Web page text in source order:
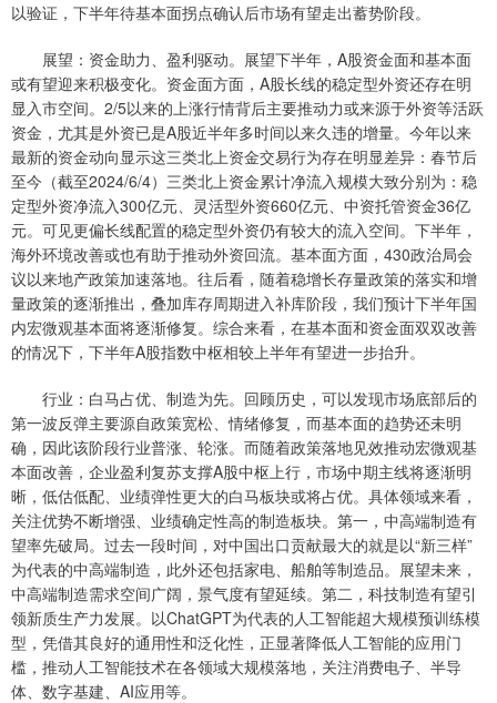
以验证，下半年待基本面拐点确认后市场有望走出蓄势阶段。
展望：资金助力、盈利驱动。展望下半年，A股资金面和基本面
或有望迎来积极变化。资金面方面，A股长线的稳定型外资还存在明
显入市空间。2/5以来的上涨行情背后主要推动力或来源于外资等活跃
资金，尤其是外资已是A股近半年多时间以来久违的增量。今年以来
最新的资金动向显示这三类北上资金交易行为存在明显差异：春节后
至今（截至2024/6/4）三类北上资金累计净流入规模大致分别为：稳
定型外资净流入300亿元、灵活型外资660亿元、中资托管资金36亿
元。可见更偏长线配置的稳定型外资仍有较大的流入空间。下半年，
海外环境改善或也有助于推动外资回流。基本面方面，430政治局会
议以来地产政策加速落地。往后看，随着稳增长存量政策的落实和增
量政策的逐渐推出，叠加库存周期进入补库阶段，我们预计下半年国
内宏微观基本面将逐渐修复。综合来看，在基本面和资金面双双改善
的情况下，下半年A股指数中枢相较上半年有望进一步抬升。
行业：白马占优、制造为先。回顾历史，可以发现市场底部后的
第一波反弹主要源自政策宽松、情绪修复，而基本面的趋势还未明
确，因此该阶段行业普涨、轮涨。而随着政策落地见效推动宏微观基
本面改善，企业盈利复苏支撑A股中枢上行，市场中期主线将逐渐明
晰，低估低配、业绩弹性更大的白马板块或将占优。具体领域来看，
关注优势不断增强、业绩确定性高的制造板块。第一，中高端制造有
望率先破局。过去一段时间，对中国出口贡献最大的就是以“新三样”
为代表的中高端制造，此外还包括家电、船舶等制造品。展望未来，
中高端制造需求空间广阔，景气度有望延续。第二，科技制造有望引
领新质生产力发展。以ChatGPT为代表的人工智能超大规模预训练模
型，凭借其良好的通用性和泛化性，正显著降低人工智能的应用门
槛，推动人工智能技术在各领域大规模落地，关注消费电子、半导
体、数字基建、AI应用等。